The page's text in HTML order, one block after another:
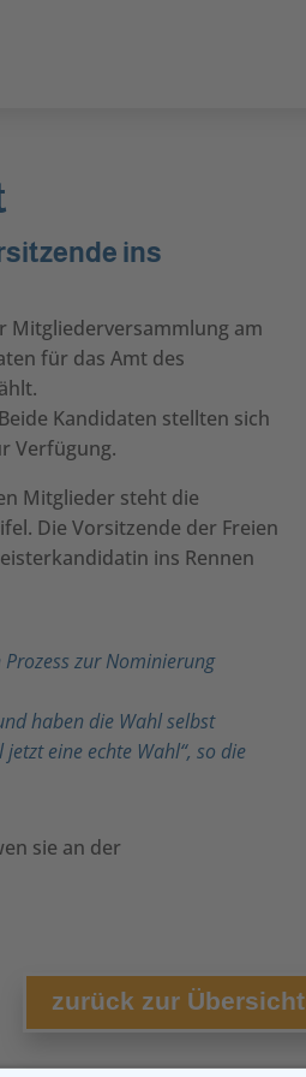
ins
Mitgliederversammlung am
für das Amt des
Kandidaten stellten sich
Verfügung.
Mitglieder steht die
Die Vorsitzende der Freien
ins Rennen
zur Nominierung
haben die Wahl selbst
eine echte Wahl“, so die
sie an der
zurück zur Übersicht